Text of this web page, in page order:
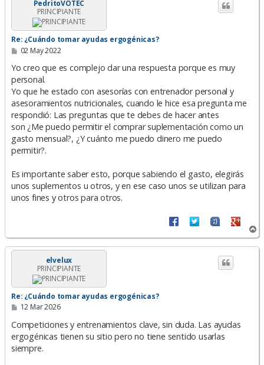
PedritoVOTEC
PRINCIPIANTE
Re: ¿Cuándo tomar ayudas ergogénicas?
M
n
a
j
e
02 May 2022
Yo creo que es complejo dar una respuesta porque es muy
personal.
Yo que he estado con asesorías con entrenador personal y
asesoramientos nutricionales, cuando le hice esa pregunta me
respondió: Las preguntas que te debes de hacer antes
son ¿Me puedo permitir el comprar suplementación como un
gasto mensual?, ¿Y cuánto me puedo dinero me puedo
permitir?.
Es importante saber esto, porque sabiendo el gasto, elegirás
unos suplementos u otros, y en ese caso unos se utilizan para
unos fines y otros para otros.
r
r
elvelux
PRINCIPIANTE
Re: ¿Cuándo tomar ayudas ergogénicas?
M
n
s
a
j
12 Mar 2026
Competiciones y entrenamientos clave, sin duda. Las ayudas
ergogénicas tienen su sitio pero no tiene sentido usarlas
siempre.